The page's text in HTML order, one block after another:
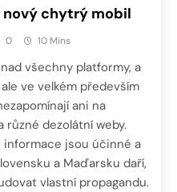
nový chytrý mobil
0 10 Mins
všechny platformy, a
ve velkém především
ani na
různé dezolátní weby.
informace jsou účinné a
a Maďarsku daří,
vlastní propagandu.